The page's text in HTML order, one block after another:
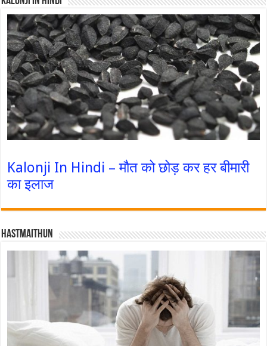
Kalonji In Hindi – मौत को छोड़ कर हर बीमारी
का इलाज
Hastmaithun